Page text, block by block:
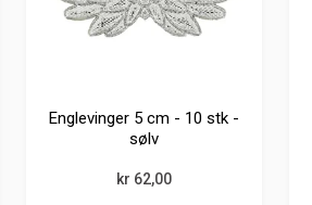
Englevinger 5 cm - 10 stk -
sølv
kr 62,00